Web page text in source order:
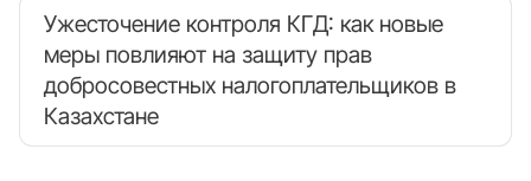
Ужесточение контроля КГД: как новые
меры повлияют на защиту прав
добросовестных налогоплательщиков в
Казахстане